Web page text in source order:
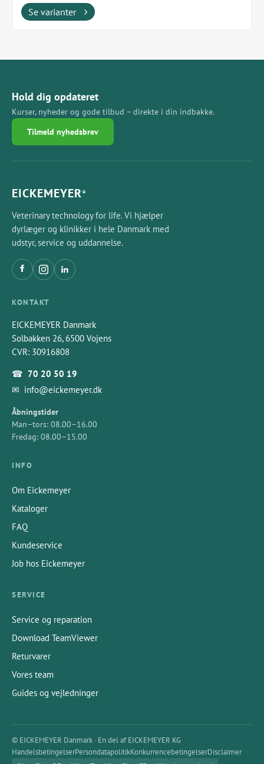
Se varianter
Hold dig opdateret
Kurser, nyheder og gode tilbud – direkte i din indbakke.
Tilmeld nyhedsbrev
EICKEMEYER®
Veterinary technology for life. Vi hjælper
dyrlæger og klinikker i hele Danmark med
udstyr, service og uddannelse.
KONTAKT
EICKEMEYER Danmark
Solbakken 26, 6500 Vojens
CVR: 30916808
☎ 70 20 50 19
✉ info@eickemeyer.dk
Åbningstider
Man–tors: 08.00–16.00
Fredag: 08.00–15.00
INFO
Om Eickemeyer
Kataloger
FAQ
Kundeservice
Job hos Eickemeyer
SERVICE
Service og reparation
Download TeamViewer
Returvarer
Vores team
Guides og vejledninger
© EICKEMEYER Danmark · En del af EICKEMEYER KG
HandelsbetingelserPersondatapolitikKonkurrencebetingelserDisclaimer